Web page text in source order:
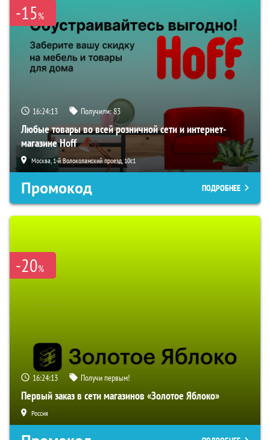
-15%
16:24:12 Получили:83
Любые товары во всей розничной сети и интернет-
магазине Hoff
Москва, 1-й Волоколамский проезд, 10с1
Промокод ПОДРОБНЕЕ
-20%
16:24:12 Получи первым!
Первый заказ в сети магазинов «Золотое Яблоко»
Россия